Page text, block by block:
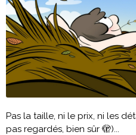
Pas la taille, ni le prix, ni les
pas regardés, bien sûr 🫣)...